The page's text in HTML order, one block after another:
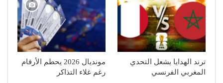
ترند الهدايا يشعل التحدي
المغربي الفرنسي
مونديال 2026 يحطم الأرقام
رغم غلاء التذاكر